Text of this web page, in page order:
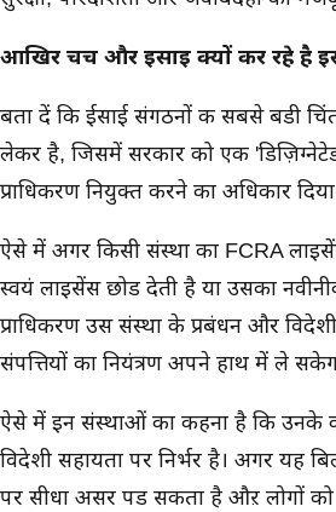
आखिर चर्च और ईसाई क्यों कर रहे है
बता दें कि ईसाई संगठनों की सबसे बडी
लेकर है, जिसमें सरकार को एक 'डिज़िग्नेटेड
प्राधिकरण नियुक्त करने का अधिकार दिया
ऐसे में अगर किसी संस्था का FCRA
स्वयं लाइसेंस छोड देती है या उसका
प्राधिकरण उस संस्था के प्रबंधन और
संपत्तियों का नियंत्रण अपने हाथ में ले
ऐसे में इन संस्थाओं का कहना है कि उनके
विदेशी सहायता पर निर्भर है। अगर यह
पर सीधा असर पड सकता है औऱ लोगों को